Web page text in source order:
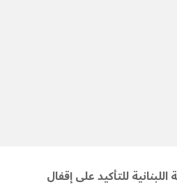
للتأكيد على إقفال